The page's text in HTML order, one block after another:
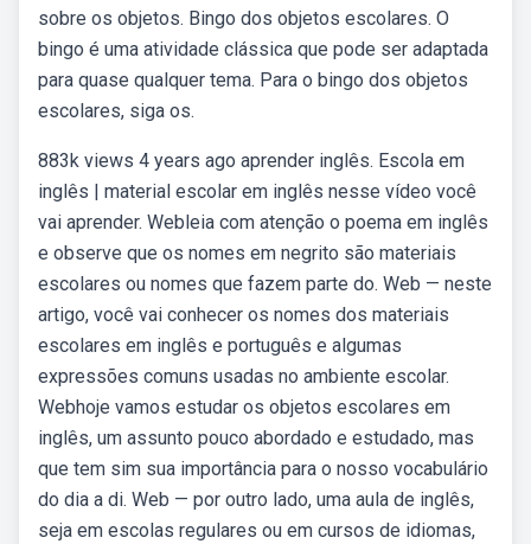
sobre os objetos. Bingo dos objetos escolares. O
bingo é uma atividade clássica que pode ser adaptada
para quase qualquer tema. Para o bingo dos objetos
escolares, siga os.
883k views 4 years ago aprender inglês. Escola em
inglês | material escolar em inglês nesse vídeo você
vai aprender. Webleia com atenção o poema em inglês
e observe que os nomes em negrito são materiais
escolares ou nomes que fazem parte do. Web — neste
artigo, você vai conhecer os nomes dos materiais
escolares em inglês e português e algumas
expressões comuns usadas no ambiente escolar.
Webhoje vamos estudar os objetos escolares em
inglês, um assunto pouco abordado e estudado, mas
que tem sim sua importância para o nosso vocabulário
do dia a di. Web — por outro lado, uma aula de inglês,
seja em escolas regulares ou em cursos de idiomas,